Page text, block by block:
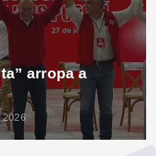
arropa a
2026